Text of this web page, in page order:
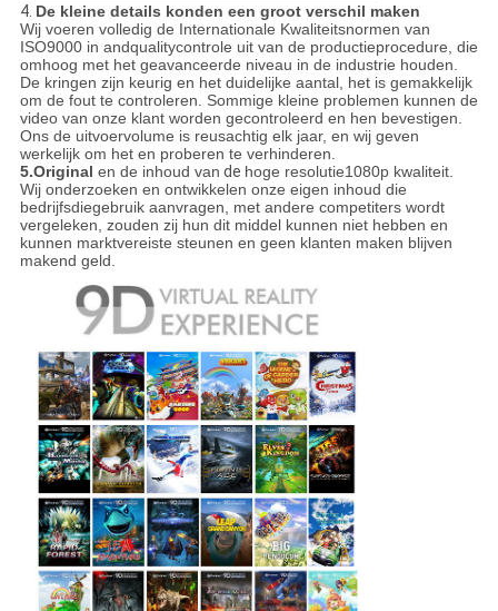
4. De kleine details konden een groot verschil maken
Wij voeren volledig de Internationale Kwaliteitsnormen van
ISO9000 in andqualitycontrole uit van de productieprocedure, die
omhoog met het geavanceerde niveau in de industrie houden.
De kringen zijn keurig en het duidelijke aantal, het is gemakkelijk
om de fout te controleren. Sommige kleine problemen kunnen de
video van onze klant worden gecontroleerd en hen bevestigen.
Ons de uitvoervolume is reusachtig elk jaar, en wij geven
werkelijk om het en proberen te verhinderen.
5.Original en de inhoud van de hoge resolutie1080p kwaliteit.
Wij onderzoeken en ontwikkelen onze eigen inhoud die
bedrijfsdiegebruik aanvragen, met andere competiters wordt
vergeleken, zouden zij hun dit middel kunnen niet hebben en
kunnen marktvereiste steunen en geen klanten maken blijven
makend geld.